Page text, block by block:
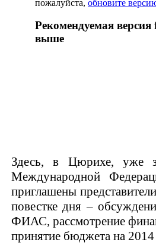
пожалуйста, обновите
Рекомендуемая
выше
Здесь, в Цюрихе, уже
Международной
приглашены
повестке дня –
ФИАС, рассмотрение
принятие бюджета на 2014